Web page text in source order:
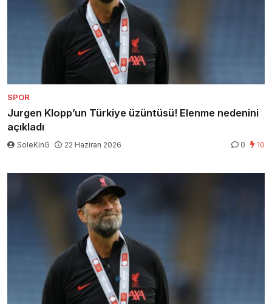
SPOR
Jurgen Klopp’un Türkiye üzüntüsü! Elenme nedenini
açıkladı
SoleKinG 22 Haziran 2026 0 10